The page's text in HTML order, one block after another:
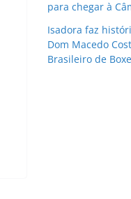
para chegar à
Isadora faz
Dom Macedo
Brasileiro de Boxe